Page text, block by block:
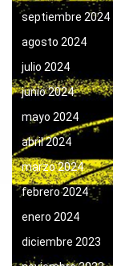
septiembre 2024
agosto 2024
julio 2024
junio 2024
mayo 2024
abril 2024
marzo 2024
febrero 2024
enero 2024
diciembre 2023